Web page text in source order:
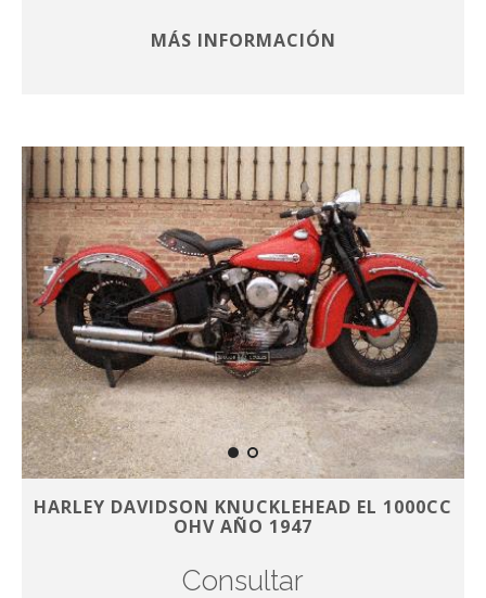
MÁS INFORMACIÓN
HARLEY DAVIDSON KNUCKLEHEAD EL 1000CC
OHV AÑO 1947
Consultar